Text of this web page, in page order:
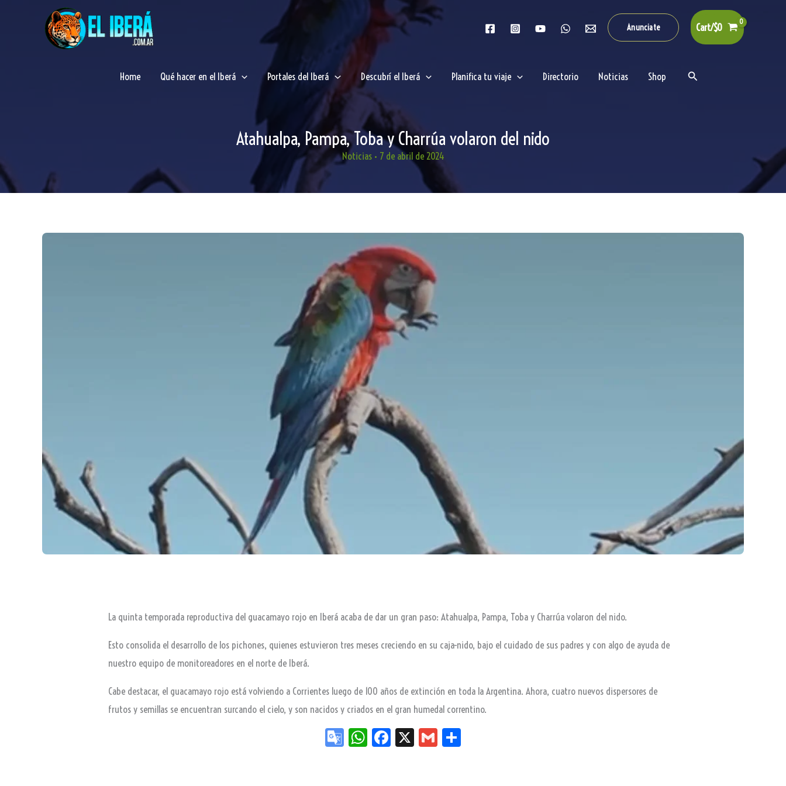
Anunciate Cart/$0
Home Qué hacer en el Iberá Portales del Iberá Descubrí el Iberá Planifica tu viaje Directorio Noticias Shop Buscar
Atahualpa, Pampa, Toba y Charrúa volaron del nido
Noticias• 7 de abril de 2024
La quinta temporada reproductiva del guacamayo rojo en Iberá acaba de dar un gran paso: Atahualpa, Pampa, Toba y Charrúa volaron del nido.
Esto consolida el desarrollo de los pichones, quienes estuvieron tres meses creciendo en su caja-nido, bajo el cuidado de sus padres y con algo de ayuda de
nuestro equipo de monitoreadores en el norte de Iberá.
Cabe destacar, el guacamayo rojo está volviendo a Corrientes luego de 100 años de extinción en toda la Argentina. Ahora, cuatro nuevos dispersores de
frutos y semillas se encuentran surcando el cielo, y son nacidos y criados en el gran humedal correntino.
Go W
Fa
X
G